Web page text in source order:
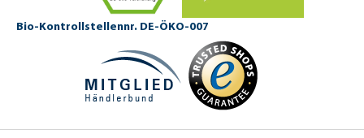
Bio-Kontrollstellennr. DE-ÖKO-007